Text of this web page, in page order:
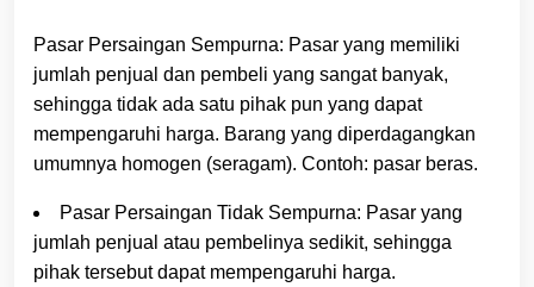
Pasar Persaingan Sempurna: Pasar yang memiliki
jumlah penjual dan pembeli yang sangat banyak,
sehingga tidak ada satu pihak pun yang dapat
mempengaruhi harga. Barang yang diperdagangkan
umumnya homogen (seragam). Contoh: pasar beras.
Pasar Persaingan Tidak Sempurna: Pasar yang
jumlah penjual atau pembelinya sedikit, sehingga
pihak tersebut dapat mempengaruhi harga.